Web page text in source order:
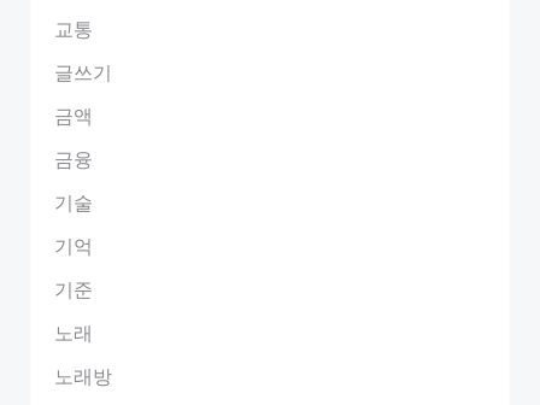
교통
글쓰기
금액
금융
기술
기억
기준
노래
노래방